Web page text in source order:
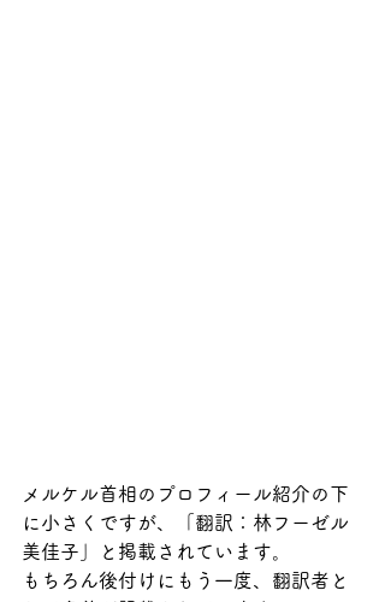
メルケル首相のプロフィール紹介の下
に小さくですが、「翻訳：林フーゼル
美佳子」と掲載されています。
もちろん後付けにもう一度、翻訳者と